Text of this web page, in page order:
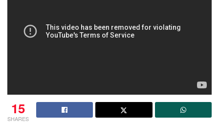
15
SHARES